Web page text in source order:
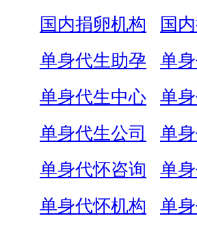
国内捐卵机构
国
单身代生助孕
单
单身代生中心
单
单身代生公司
单
单身代怀咨询
单
单身代怀机构
单